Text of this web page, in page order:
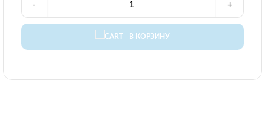
В КОРЗИНУ
- +